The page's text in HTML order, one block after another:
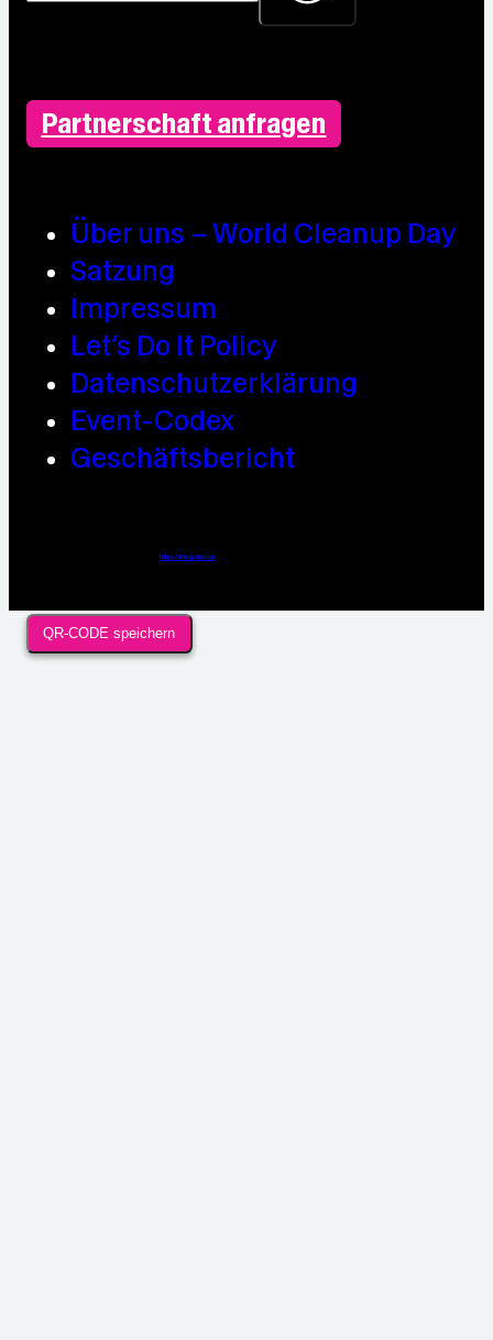
Partnerschaft anfragen
Über uns – World Cleanup Day
Satzung
Impressum
Let’s Do It Policy
Datenschutzerklärung
Event-Codex
Geschäftsbericht
https://linkup.design
QR-CODE speichern